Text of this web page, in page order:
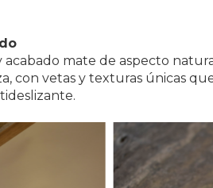
acabado mate de aspecto
con vetas y texturas únicas